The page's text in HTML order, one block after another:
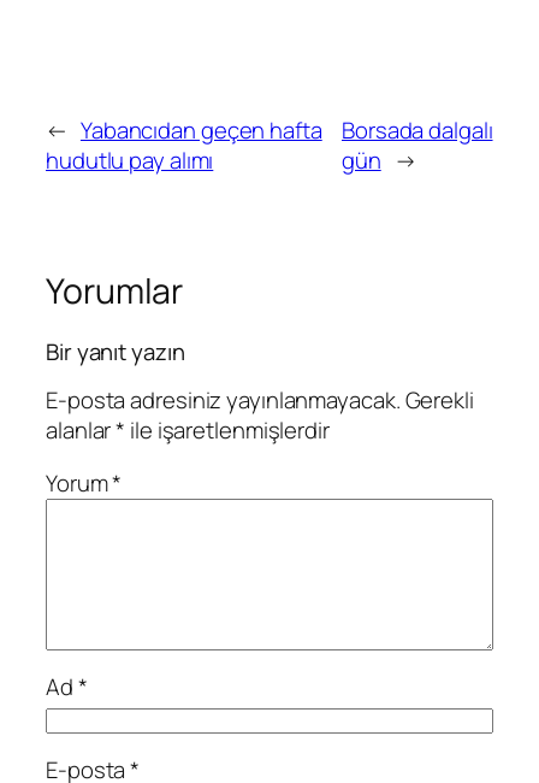
← Yabancıdan geçen hafta
hudutlu pay alımı
Borsada dalgalı
gün →
Yorumlar
Bir yanıt yazın
E-posta adresiniz yayınlanmayacak.Gerekli
alanlar* ile işaretlenmişlerdir
Yorum*
Ad*
E-posta*